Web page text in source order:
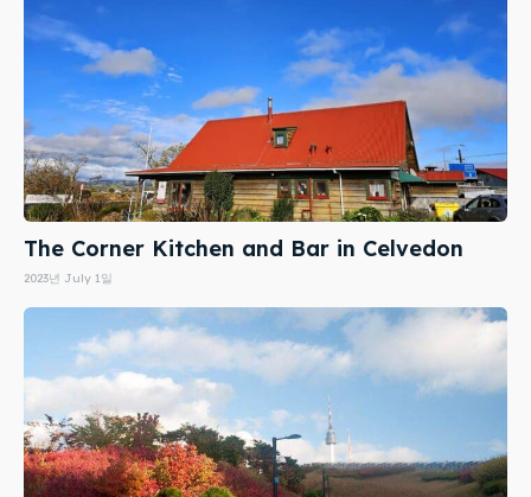
The Corner Kitchen and Bar in Celvedon
2023년 July 1일